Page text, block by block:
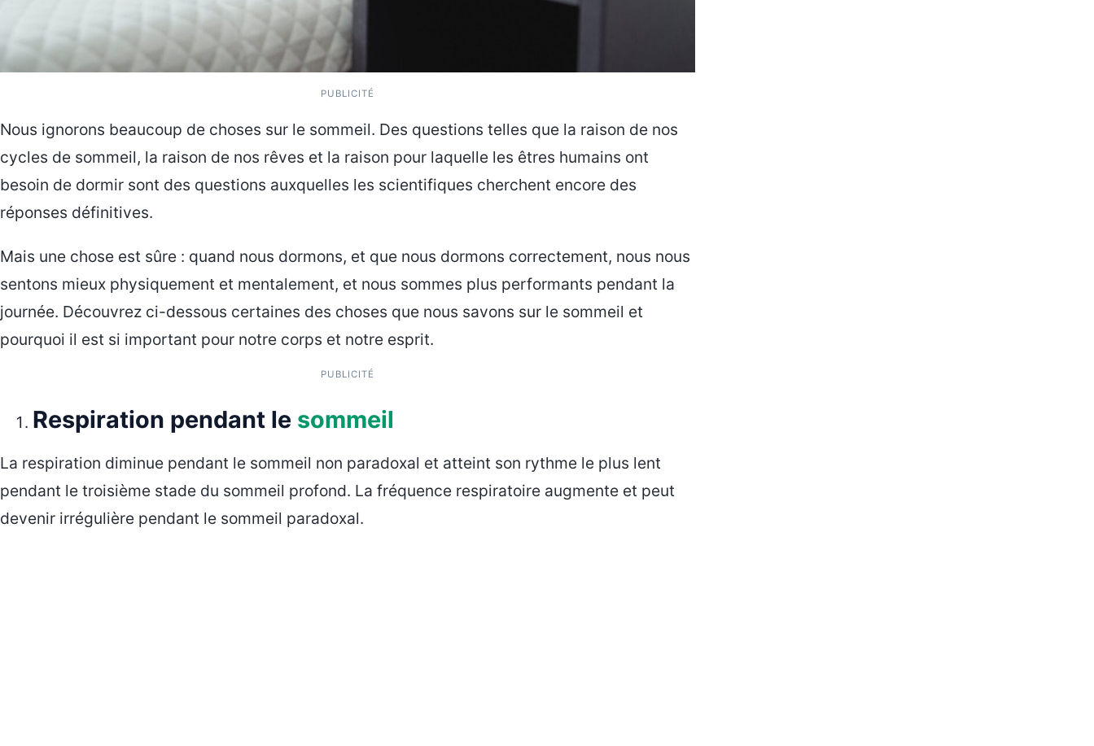
PUBLICITÉ
Nous ignorons beaucoup de choses sur le sommeil. Des questions telles que la raison de nos
cycles de sommeil, la raison de nos rêves et la raison pour laquelle les êtres humains ont
besoin de dormir sont des questions auxquelles les scientifiques cherchent encore des
réponses définitives.
Mais une chose est sûre : quand nous dormons, et que nous dormons correctement, nous nous
sentons mieux physiquement et mentalement, et nous sommes plus performants pendant la
journée. Découvrez ci-dessous certaines des choses que nous savons sur le sommeil et
pourquoi il est si important pour notre corps et notre esprit.
PUBLICITÉ
Respiration pendant le sommeil
La respiration diminue pendant le sommeil non paradoxal et atteint son rythme le plus lent
pendant le troisième stade du sommeil profond. La fréquence respiratoire augmente et peut
devenir irrégulière pendant le sommeil paradoxal.